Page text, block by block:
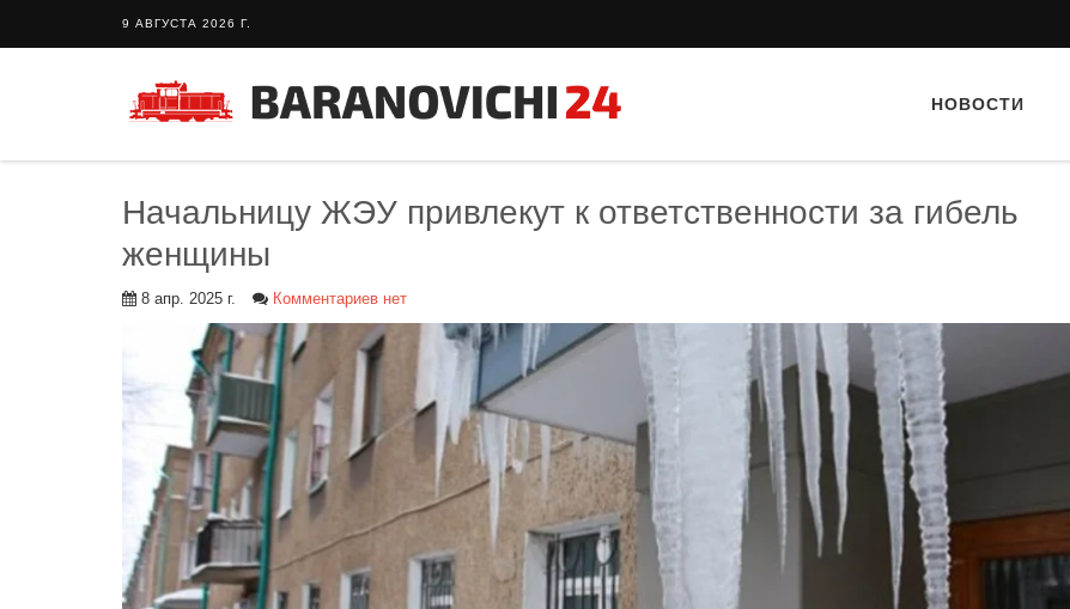
9 АВГУСТА 2026 Г.
НОВОСТИ
Начальницу ЖЭУ привлекут к ответственности за гибель
женщины
8 апр. 2025 г. Комментариев нет
Тайный гость: Гастропаб